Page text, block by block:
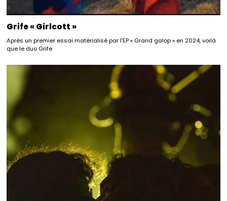
Grife « Girlcott »
Après un premier essai matérialisé par l’EP « Grand galop » en 2024, voilà
que le duo Grife